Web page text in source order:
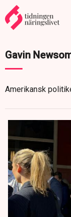
Gavin
Amerikansk